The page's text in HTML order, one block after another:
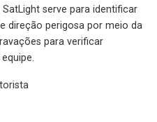
serve para identificar
direção perigosa por meio da
para verificar